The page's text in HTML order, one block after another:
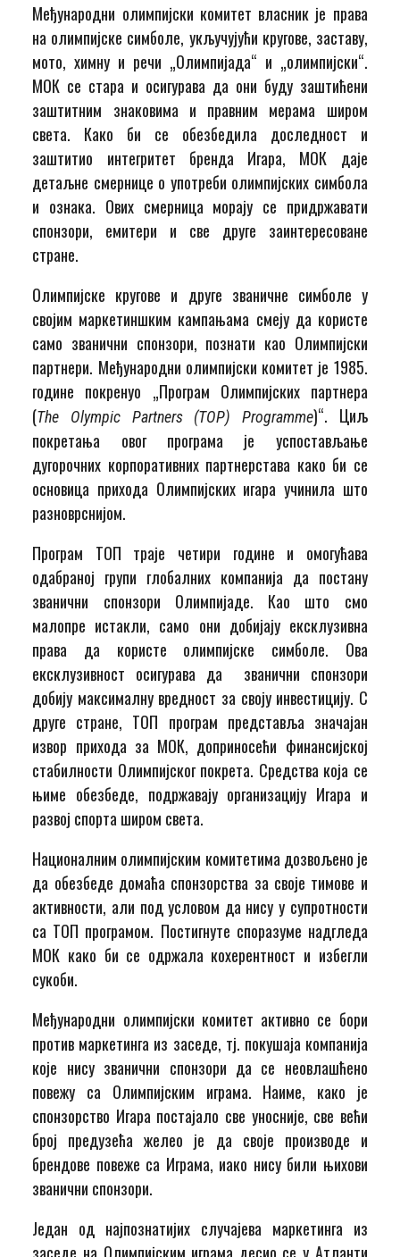
Међународни олимпијски комитет власник је права
на олимпијске симболе, укључујући кругове, заставу,
мото, химну и речи „Олимпијада“ и „олимпијски“.
МОК се стара и осигурава да они буду заштићени
заштитним знаковима и правним мерама широм
света. Како би се обезбедила доследност и
заштитио интегритет бренда Игара, МОК даје
детаљне смернице о употреби олимпијских симбола
и ознака. Ових смерница морају се придржавати
спонзори, емитери и све друге заинтересоване
стране.
Олимпијске кругове и друге званичне симболе у
својим маркетиншким кампањама смеју да користе
само званични спонзори, познати као Олимпијски
партнери. Међународни олимпијски комитет је 1985.
године покренуо „Програм Олимпијских партнера
(The Olympic Partners (TOP) Programme)“. Циљ
покретања овог програма је успостављање
дугорочних корпоративних партнерстава како би се
основица прихода Олимпијских игара учинила што
разноврснијом.
Програм ТОП траје четири године и омогућава
одабраној групи глобалних компанија да постану
званични спонзори Олимпијаде. Као што смо
малопре истакли, само они добијају ексклузивна
права да користе олимпијске симболе. Ова
ексклузивност осигурава да званични спонзори
добију максималну вредност за своју инвестицију. С
друге стране, ТОП програм представља значајан
извор прихода за МОК, доприносећи финансијској
стабилности Олимпијског покрета. Средства која се
њиме обезбеде, подржавају организацију Игара и
развој спорта широм света.
Националним олимпијским комитетима дозвољено је
да обезбеде домаћа спонзорства за своје тимове и
активности, али под условом да нису у супротности
са ТОП програмом. Постигнуте споразуме надгледа
МОК како би се одржала кохерентност и избегли
сукоби.
Међународни олимпијски комитет активно се бори
против маркетинга из заседе, тј. покушаја компанија
које нису званични спонзори да се неовлашћено
повежу са Олимпијским играма. Наиме, како је
спонзорство Игара постајало све уносније, све већи
број предузећа желео је да своје производе и
брендове повеже са Играма, иако нису били њихови
званични спонзори.
Један од најпознатијих случајева маркетинга из
заседе на Олимпијским играма десио се у Атланти